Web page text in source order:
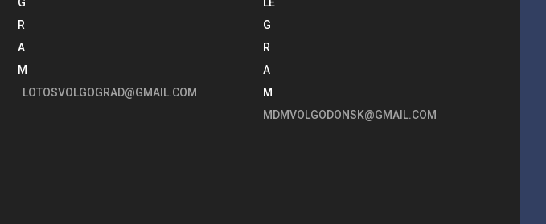
LOTOSVOLGOGRAD@GMAIL.COM
MDMVOLGODONSK@GMAIL.COM